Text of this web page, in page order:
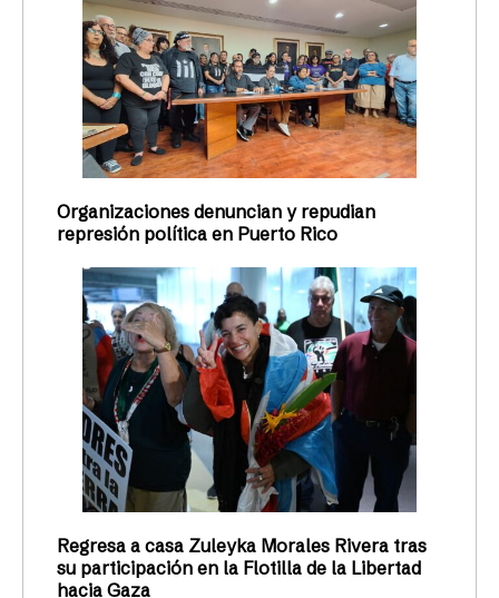
Organizaciones denuncian y repudian
represión política en Puerto Rico
Regresa a casa Zuleyka Morales Rivera tras
su participación en la Flotilla de la Libertad
hacia Gaza